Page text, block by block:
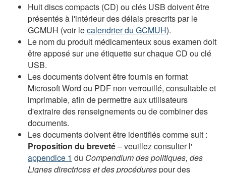
Huit discs compacts (CD) ou clés USB doivent être
présentés à l'intérieur des délais prescrits par le
GCMUH (voir lecalendrier du GCMUH).
Le nom du produit médicamenteux sous examen doit
être apposé sur une étiquette sur chaque CD ou clé
USB.
Les documents doivent être fournis en format
Microsoft Word ou PDF non verrouillé, consultable et
imprimable, afin de permettre aux utilisateurs
d'extraire des renseignements ou de combiner des
documents.
Les documents doivent être identifiés comme suit :
Proposition du breveté– veuillez consulter l'
appendice 1 du Compendium des politiques, des
Lignes directriceset des procédurespour des